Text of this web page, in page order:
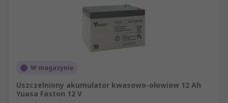
W magazynie
Uszczelniony akumulator kwasowo-ołowiow 12 Ah
Yuasa Faston 12 V